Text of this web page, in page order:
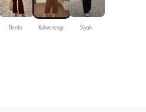
Bordo Kahverengi Siyah